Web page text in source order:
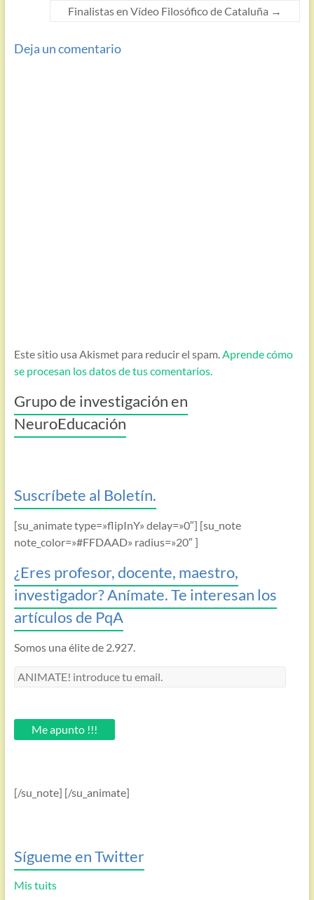
Finalistas en Vídeo Filosófico de Cataluña →
Deja un comentario
Este sitio usa Akismet para reducir el spam.Aprende cómo
se procesan los datos de tus comentarios.
Grupo de investigación en
NeuroEducación
Suscríbete al Boletín.
[su_animate type=»flipInY» delay=»0″] [su_note
note_color=»#FFDAAD» radius=»20″ ]
¿Eres profesor, docente, maestro,
investigador? Anímate. Te interesan los
artículos de PqA
Somos una élite de 2.927.
ANIMATE!
email.Me apunto !!!
[/su_note] [/su_animate]
Sígueme en Twitter
Mis tuits